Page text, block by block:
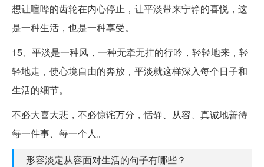
想让喧哗的齿轮在内心停止，让平淡带来宁静的喜悦，这
是一种生活，也是一种享受。
15、平淡是一种风，一种无牵无挂的行吟，轻轻地来，轻
轻地走，使心境自由的奔放，平淡就这样深入每个日子和
生活的细节。
不必大喜大悲，不必惊诧万分，恬静、从容、真诚地善待
每一件事、每一个人。
形容淡定从容面对生活的句子有哪些？